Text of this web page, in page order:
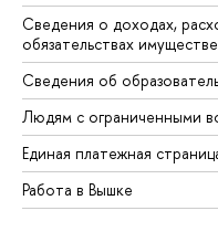
Сведения о доходах,
обязательствах
Сведения об
Людям с ограниченными
Единая платежная
Работа в Вышке